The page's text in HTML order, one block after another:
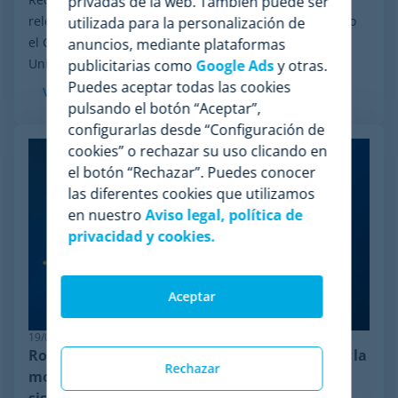
relevante: el proceso de reorganización financiera bajo
el Chapter 11 iniciado por Wiser Solutions en Estados
Unidos. Aunque esta medida no implica...
Ver más
19/06/2026
Robustez en pricing: por qué Minderest lidera la
monitorización de la competencia ante
utilizada para la personalización de
anuncios, mediante plataformas
publicitarias como Google Adsy otras.
Puedes aceptar todas las cookies
pulsando el botón “Aceptar”,
configurarlas desde “Configuración de
cookies” o rechazar su uso clicando en
el botón “Rechazar”. Puedes conocer
las diferentes cookies que utilizamos
en nuestroAviso legal, política de
privacidad y cookies.
Rechazar
Aceptar